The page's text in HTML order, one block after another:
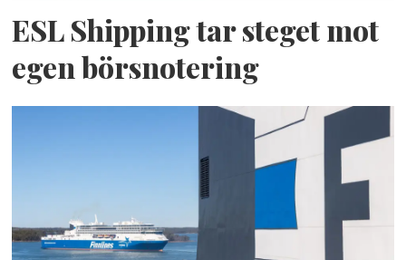
ESL Shipping tar steget mot
egen börsnotering